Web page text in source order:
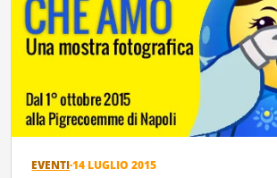
EVENTI·14 LUGLIO 2015